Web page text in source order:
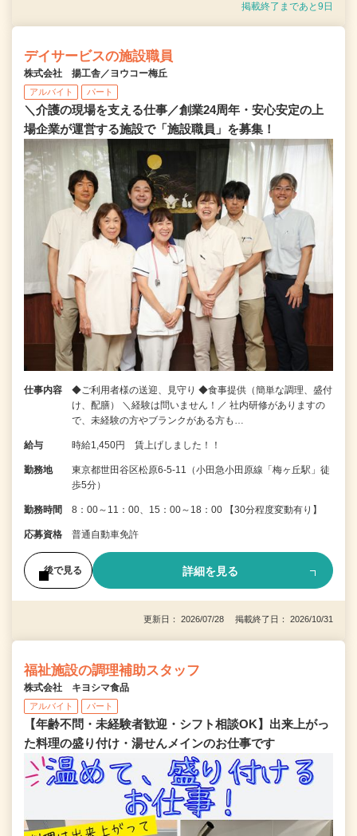
掲載終了まであと9日
デイサービスの施設職員
株式会社 揚工舎／ヨウコー梅丘
アルバイト パート
＼介護の現場を支える仕事／創業24周年・安心安定の上
場企業が運営する施設で「施設職員」を募集！
仕事内容
◆ご利用者様の送迎、見守り ◆食事提供（簡単な調理、盛付
け、配膳） ＼経験は問いません！／ 社内研修がありますの
で、未経験の方やブランクがある方も…
給与 時給1,450円 賃上げしました！！
勤務地
東京都世田谷区松原6-5-11（小田急小田原線「梅ヶ丘駅」徒
歩5分）
勤務時間 8：00～11：00、15：00～18：00 【30分程度変動有り】
応募資格 普通自動車免許
後で見る 詳細を見る
更新日： 2026/07/28 掲載終了日： 2026/10/31
福祉施設の調理補助スタッフ
株式会社 キヨシマ食品
アルバイト パート
【年齢不問・未経験者歓迎・シフト相談OK】出来上がっ
た料理の盛り付け・湯せんメインのお仕事です